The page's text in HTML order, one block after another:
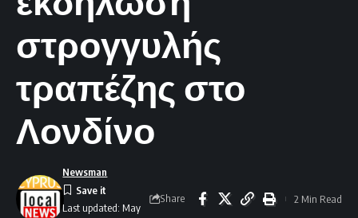
στρογγυλής
τραπέζης στο
Λονδίνο
Last updated: May
Newsman
Share 2 Min Read